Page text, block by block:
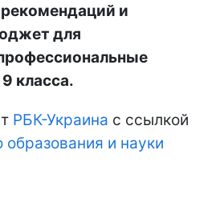
и
для
класса.
РБК-Украина с ссылкой
и науки